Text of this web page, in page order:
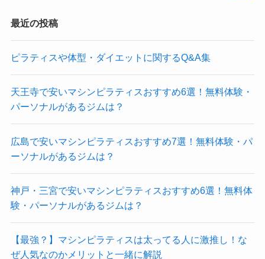
最近の投稿
ピラティスや体型・ダイエットに関するQ&A集
天王寺で安いマシンピラティスおすすめ6選！無料体験・
パーソナルがあるジムは？
広島で安いマシンピラティスおすすめ7選！無料体験・パ
ーソナルがあるジムは？
神戸・三宮で安いマシンピラティスおすすめ6選！無料体
験・パーソナルがあるジムは？
【最強？】マシンピラティスは太ってる人に激推し！な
ぜ人気なのかメリットと一緒に解説